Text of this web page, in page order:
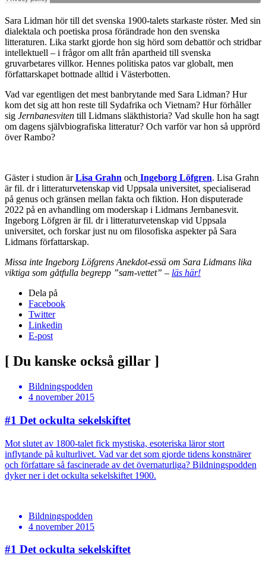
Sara Lidman hör till det svenska 1900-talets starkaste röster. Med sin
dialektala och poetiska prosa förändrade hon den svenska
litteraturen. Lika starkt gjorde hon sig hörd som debattör och stridbar
intellektuell – i frågor om allt från apartheid till svenska
gruvarbetares villkor. Hennes politiska patos var globalt, men
författarskapet bottnade alltid i Västerbotten.
Vad var egentligen det mest banbrytande med Sara Lidman? Hur
kom det sig att hon reste till Sydafrika och Vietnam? Hur förhåller
sig Jernbanesviten till Lidmans släkthistoria? Vad skulle hon ha sagt
om dagens självbiografiska litteratur? Och varför var hon så upprörd
över Rambo?
Gäster i studion ärLisa Grahn och Ingeborg Löfgren. Lisa Grahn
är fil. dr i litteraturvetenskap vid Uppsala universitet, specialiserad
på genus och gränsen mellan fakta och fiktion. Hon disputerade
2022 på en avhandling om moderskap i Lidmans Jernbanesvit.
Ingeborg Löfgren är fil. dr i litteraturvetenskap vid Uppsala
universitet, och forskar just nu om filosofiska aspekter på Sara
Lidmans författarskap.
Missa inte Ingeborg Löfgrens Anekdot-essä om Sara Lidmans lika
viktiga som gåtfulla begrepp ”sam-vettet” – läs här!
Dela på
Facebook
Twitter
Linkedin
E-post
[ Du kanske också gillar ]
Bildningspodden
4 november 2015
#1 Det ockulta sekelskiftet
Mot slutet av 1800-talet fick mystiska, esoteriska läror stort
inflytande på kulturlivet. Vad var det som gjorde tidens konstnärer
och författare så fascinerade av det övernaturliga? Bildningspodden
dyker ner i det ockulta sekelskiftet 1900.
Bildningspodden
4 november 2015
#1 Det ockulta sekelskiftet